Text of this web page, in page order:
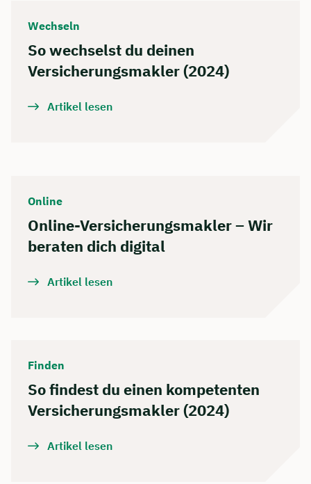
Wechseln
So wechselst du deinen
Versicherungsmakler (2024)
Artikel lesen
Online
Online-Versicherungsmakler – Wir
beraten dich digital
Artikel lesen
Finden
So findest du einen kompetenten
Versicherungsmakler (2024)
Artikel lesen